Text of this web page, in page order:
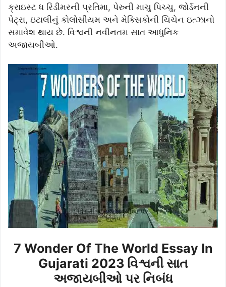
ક્રાઇસ્ટ ધ રિડીમરની પ્રતિમા, પેરુની માચુ પિચ્ચુ, જોર્ડનની
પેટ્રા, ઇટાલીનું કોલોસીયમ અને મેક્સિકોની ચિચેન ઇત્ઝાનો
સમાવેશ થાય છે. વિશ્વની નવીનતમ સાત આધુનિક
અજાયબીઓ.
7 Wonder Of The World Essay In
Gujarati 2023 વિશ્વની સાત
અજાયબીઓ પર નિબંધ